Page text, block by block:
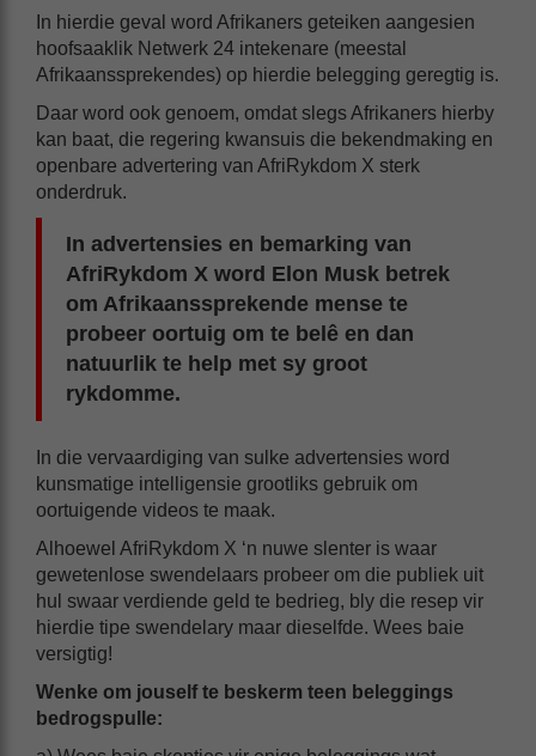
In hierdie geval word Afrikaners geteiken aangesien
hoofsaaklik Netwerk 24 intekenare (meestal
Afrikaanssprekendes) op hierdie belegging geregtig is.
Daar word ook genoem, omdat slegs Afrikaners hierby
kan baat, die regering kwansuis die bekendmaking en
openbare advertering van AfriRykdom X sterk
onderdruk.
In advertensies en bemarking van
AfriRykdom X word Elon Musk betrek
om Afrikaanssprekende mense te
probeer oortuig om te belê en dan
natuurlik te help met sy groot
rykdomme.
In die vervaardiging van sulke advertensies word
kunsmatige intelligensie grootliks gebruik om
oortuigende videos te maak.
Alhoewel AfriRykdom X ‘n nuwe slenter is waar
gewetenlose swendelaars probeer om die publiek uit
hul swaar verdiende geld te bedrieg, bly die resep vir
hierdie tipe swendelary maar dieselfde. Wees baie
versigtig!
Wenke om jouself te beskerm teen beleggings
bedrogspulle: